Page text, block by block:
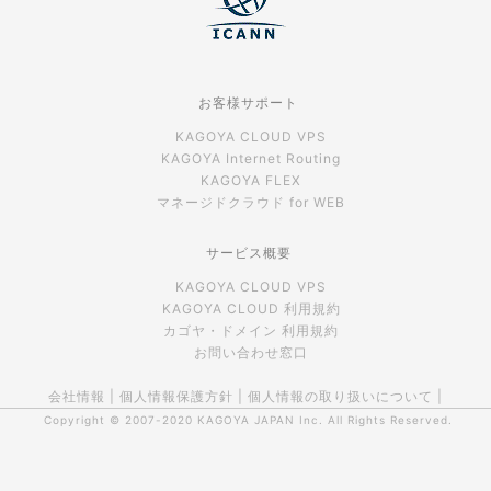
お客様サポート
KAGOYA CLOUD VPS
KAGOYA Internet Routing
KAGOYA FLEX
マネージドクラウド for WEB
サービス概要
KAGOYA CLOUD VPS
KAGOYA CLOUD 利用規約
カゴヤ・ドメイン 利用規約
お問い合わせ窓口
会社情報 個人情報保護方針 個人情報の取り扱いについて
Copyright © 2007-2020 KAGOYA JAPAN Inc. All Rights Reserved.